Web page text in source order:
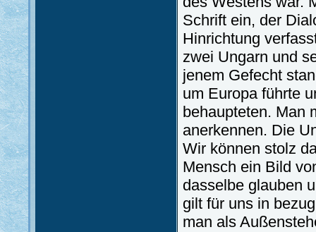
Schrift ein, der
Hinrichtung
zwei Ungarn und
jenem Gefecht
um Europa führte
behaupteten. Man
anerkennen. Die
Wir können stolz
Mensch ein Bild
dasselbe glauben
gilt für uns in
man als